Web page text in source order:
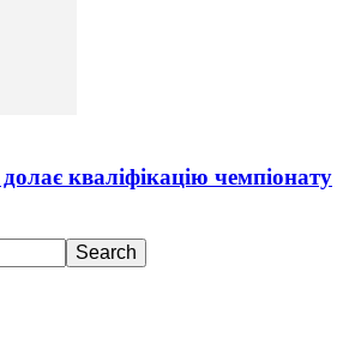
кваліфікацію чемпіонату